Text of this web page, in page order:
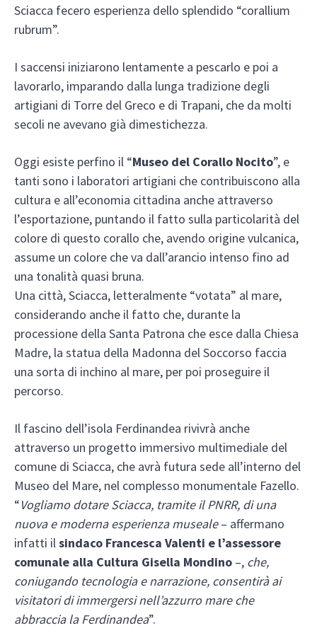
Sciacca fecero esperienza dello splendido “corallium
rubrum”.
I saccensi iniziarono lentamente a pescarlo e poi a
lavorarlo, imparando dalla lunga tradizione degli
artigiani di Torre del Greco e di Trapani, che da molti
secoli ne avevano già dimestichezza.
Oggi esiste perfino il “Museo del Corallo Nocito”, e
tanti sono i laboratori artigiani che contribuiscono alla
cultura e all’economia cittadina anche attraverso
l’esportazione, puntando il fatto sulla particolarità del
colore di questo corallo che, avendo origine vulcanica,
assume un colore che va dall’arancio intenso fino ad
una tonalità quasi bruna.
Una città, Sciacca, letteralmente “votata” al mare,
considerando anche il fatto che, durante la
processione della Santa Patrona che esce dalla Chiesa
Madre, la statua della Madonna del Soccorso faccia
una sorta di inchino al mare, per poi proseguire il
percorso.
Il fascino dell’isola Ferdinandea rivivrà anche
attraverso un progetto immersivo multimediale del
comune di Sciacca, che avrà futura sede all’interno del
Museo del Mare, nel complesso monumentale Fazello.
“Vogliamo dotare Sciacca, tramite il PNRR, di una
nuova e moderna esperienza museale– affermano
infatti il sindaco Francesca Valenti e l’assessore
comunale alla Cultura Gisella Mondino –, che,
coniugando tecnologia e narrazione, consentirà ai
visitatori di immergersi nell’azzurro mare che
abbraccia la Ferdinandea”.